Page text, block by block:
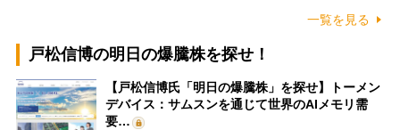
一覧を見る
戸松信博の明日の爆騰株を探せ！
【戸松信博氏「明日の爆騰株」を探せ】トーメン
デバイス：サムスンを通じて世界のAIメモリ需
要…